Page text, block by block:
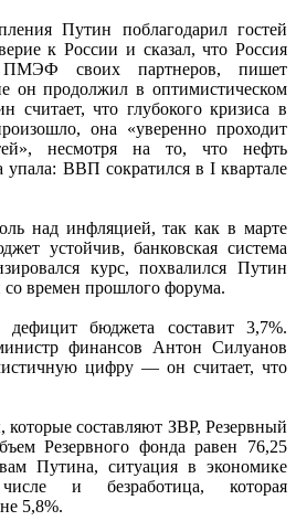
Путин поблагодарил гостей
к России и сказал, что Россия
своих партнеров, пишет
он продолжил в оптимистическом
считает, что глубокого кризиса в
она «уверенно проходит
несмотря на то, что нефть
упала: ВВП сократился в I квартале
над инфляцией, так как в марте
устойчив, банковская система
курс, похвалился Путин
времен прошлого форума.
дефицит бюджета составит 3,7%.
финансов Антон Силуанов
цифру — он считает, что
которые составляют ЗВР, Резервный
Резервного фонда равен 76,25
Путина, ситуация в экономике
и безработица, которая
5,8%.